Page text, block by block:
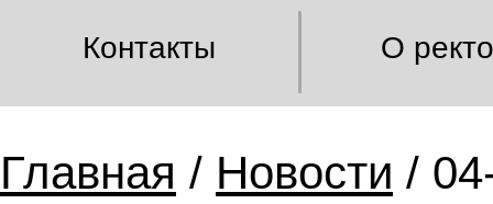
Контакты О
Главная / Новости /